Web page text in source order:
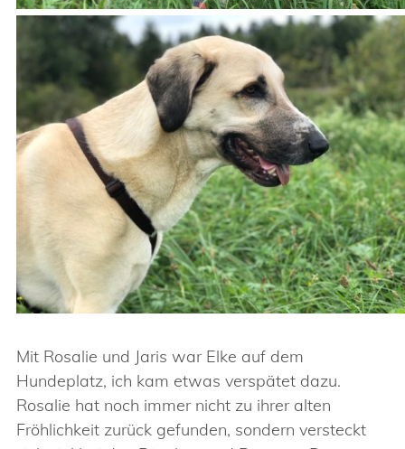
Mit Rosalie und Jaris war Elke auf dem
Hundeplatz, ich kam etwas verspätet dazu.
Rosalie hat noch immer nicht zu ihrer alten
Fröhlichkeit zurück gefunden, sondern versteckt